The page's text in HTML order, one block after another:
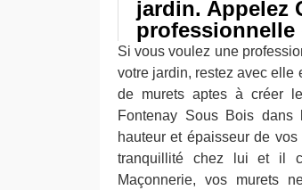
jardin. Appelez
professionnelle
Si vous voulez une
votre jardin, restez avec elle
de murets aptes à créer
Fontenay Sous Bois dans
hauteur et épaisseur de
tranquillité chez lui et il
Maçonnerie, vos murets